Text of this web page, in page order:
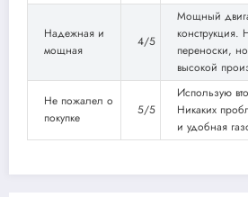
Надежная и
мощная
4/5
Мощный
конструкция.
переноски,
высокой
Не пожалел о
покупке
5/5
Использую
Никаких
и удобная